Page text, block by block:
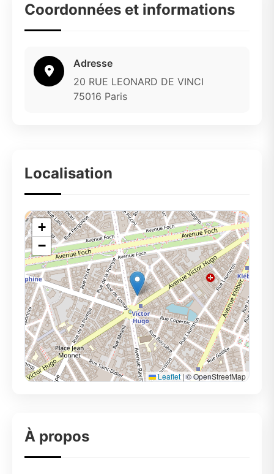
Coordonnées et informations
Adresse
20 RUE LEONARD DE VINCI
75016 Paris
Localisation
+
−
Leaflet |© OpenStreetMap
À propos